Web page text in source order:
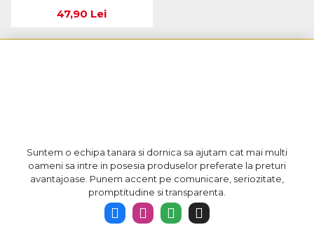
47,90 Lei
Suntem o echipa tanara si dornica sa ajutam cat mai multi
oameni sa intre in posesia produselor preferate la preturi
avantajoase. Punem accent pe comunicare, seriozitate,
promptitudine si transparenta.